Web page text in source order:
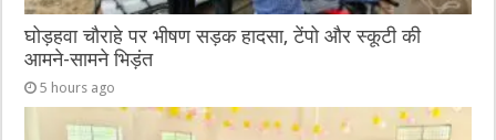
घोड़हवा चौराहे पर भीषण सड़क हादसा, टेंपो और स्कूटी की
आमने-सामने भिड़ंत
5 hours ago